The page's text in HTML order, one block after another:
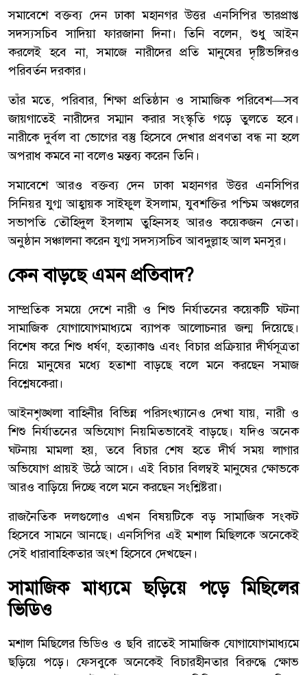
সমাবেশে বক্তব্য দেন ঢাকা মহানগর উত্তর এনসিপির ভারপ্রাপ্ত
সদস্যসচিব সাদিয়া ফারজানা দিনা। তিনি বলেন, শুধু আইন
করলেই হবে না, সমাজে নারীদের প্রতি মানুষের দৃষ্টিভঙ্গিরও
পরিবর্তন দরকার।
তাঁর মতে, পরিবার, শিক্ষা প্রতিষ্ঠান ও সামাজিক পরিবেশ—সব
জায়গাতেই নারীদের সম্মান করার সংস্কৃতি গড়ে তুলতে হবে।
নারীকে দুর্বল বা ভোগের বস্তু হিসেবে দেখার প্রবণতা বন্ধ না হলে
অপরাধ কমবে না বলেও মন্তব্য করেন তিনি।
সমাবেশে আরও বক্তব্য দেন ঢাকা মহানগর উত্তর এনসিপির
সিনিয়র যুগ্ম আহ্বায়ক সাইফুল ইসলাম, যুবশক্তির পশ্চিম অঞ্চলের
সভাপতি তৌহিদুল ইসলাম তুহিনসহ আরও কয়েকজন নেতা।
অনুষ্ঠান সঞ্চালনা করেন যুগ্ম সদস্যসচিব আবদুল্লাহ আল মনসুর।
কেন বাড়ছে এমন প্রতিবাদ?
সাম্প্রতিক সময়ে দেশে নারী ও শিশু নির্যাতনের কয়েকটি ঘটনা
সামাজিক যোগাযোগমাধ্যমে ব্যাপক আলোচনার জন্ম দিয়েছে।
বিশেষ করে শিশু ধর্ষণ, হত্যাকাণ্ড এবং বিচার প্রক্রিয়ার দীর্ঘসূত্রতা
নিয়ে মানুষের মধ্যে হতাশা বাড়ছে বলে মনে করছেন সমাজ
বিশ্লেষকেরা।
আইনশৃঙ্খলা বাহিনীর বিভিন্ন পরিসংখ্যানেও দেখা যায়, নারী ও
শিশু নির্যাতনের অভিযোগ নিয়মিতভাবেই বাড়ছে। যদিও অনেক
ঘটনায় মামলা হয়, তবে বিচার শেষ হতে দীর্ঘ সময় লাগার
অভিযোগ প্রায়ই উঠে আসে। এই বিচার বিলম্বই মানুষের ক্ষোভকে
আরও বাড়িয়ে দিচ্ছে বলে মনে করছেন সংশ্লিষ্টরা।
রাজনৈতিক দলগুলোও এখন বিষয়টিকে বড় সামাজিক সংকট
হিসেবে সামনে আনছে। এনসিপির এই মশাল মিছিলকে অনেকেই
সেই ধারাবাহিকতার অংশ হিসেবে দেখছেন।
সামাজিক মাধ্যমে ছড়িয়ে পড়ে মিছিলের
ভিডিও
মশাল মিছিলের ভিডিও ও ছবি রাতেই সামাজিক যোগাযোগমাধ্যমে
ছড়িয়ে পড়ে। ফেসবুকে অনেকেই বিচারহীনতার বিরুদ্ধে ক্ষোভ